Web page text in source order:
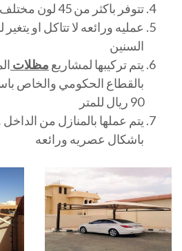
تتوفر باكثر من 45 لون مختلف
عمليه ورائعه لا تتاكل او يتغير
السنين
يتم تركيبها لمشاريع مظلات
بالقطاع الحكومي والخاص
90 ريال للمتر
يتم عملها بالمنازل من
باشكال عصريه ورائعه